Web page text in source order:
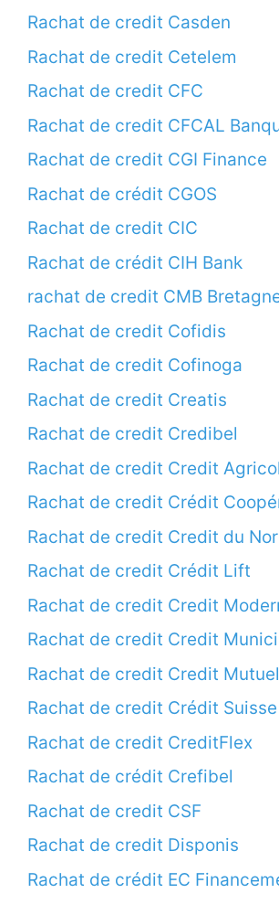
Rachat de credit Casden
Rachat de credit Cetelem
Rachat de credit CFC
Rachat de credit CFCAL
Rachat de credit CGI Finance
Rachat de crédit CGOS
Rachat de credit CIC
Rachat de crédit CIH Bank
rachat de credit CMB
Rachat de credit Cofidis
Rachat de credit Cofinoga
Rachat de credit Creatis
Rachat de credit Credibel
Rachat de credit Credit
Rachat de credit Crédit
Rachat de credit Credit du
Rachat de credit Crédit Lift
Rachat de credit Credit
Rachat de credit Credit
Rachat de credit Credit Mutuel
Rachat de credit Crédit Suisse
Rachat de credit CreditFlex
Rachat de crédit Crefibel
Rachat de credit CSF
Rachat de credit Disponis
Rachat de crédit EC